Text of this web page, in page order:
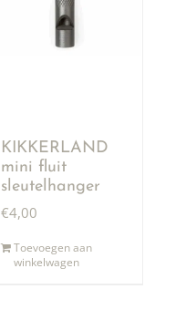
KIKKERLAND
mini fluit
sleutelhanger
€4,00
Toevoegen aan
winkelwagen